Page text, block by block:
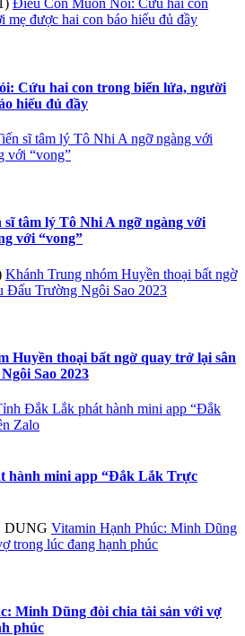
Điều Con Muốn Nói: Cứu hai con
mẹ được hai con báo hiếu đủ đầy
Cứu hai con trong biển lửa, người
hiếu đủ đầy
sĩ tâm lý Tô Nhi A ngỡ ngàng với
với “vong”
tâm lý Tô Nhi A ngỡ ngàng với
với “vong”
Khánh Trung nhóm Huyền thoại bất ngờ
Đấu Trường Ngôi Sao 2023
Huyền thoại bất ngờ quay trở lại sân
Sao 2023
Đắk Lắk phát hành mini app “Đắk
Zalo
hành mini app “Đắk Lắk Trực
Vitamin Hạnh Phúc: Minh Dũng
trong lúc đang hạnh phúc
Minh Dũng đòi chia tài sản với vợ
phúc